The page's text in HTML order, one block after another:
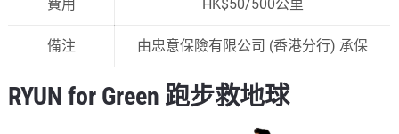
費用 HK$50/500公里
備注 由忠意保險有限公司 (香港分行) 承保
RYUN for Green 跑步救地球